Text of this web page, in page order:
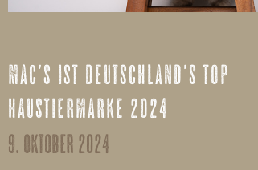
mac’s ist deutschland’s top
haustiermarke 2024
9. oktober 2024